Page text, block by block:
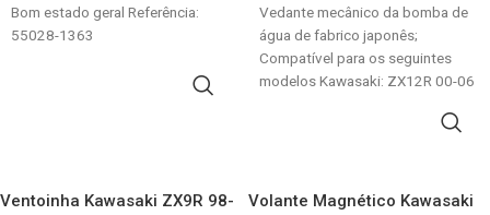
Bom estado geral Referência:
55028-1363
Vedante mecânico da bomba de
água de fabrico japonês;
Compatível para os seguintes
modelos Kawasaki: ZX12R 00-06
Ventoinha Kawasaki ZX9R 98-
Volante Magnético Kawasaki